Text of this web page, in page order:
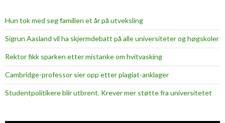
Hun tok med seg familien et år på utveksling
Sigrun Aasland vil ha skjerm­debatt på alle universiteter og høgskoler
Rektor fikk sparken etter mistanke om hvitvasking
Cambridge-professor sier opp etter plagiat-anklager
Studentpolitikere blir utbrent. Krever mer støtte fra universitetet